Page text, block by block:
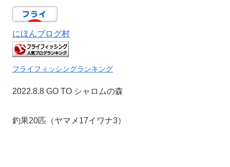
にほんブログ村
フライフィッシングランキング
2022.8.8 GO TO シャロムの森
釣果20匹（ヤマメ17イワナ3）